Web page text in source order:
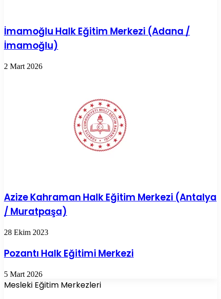
İmamoğlu Halk Eğitim Merkezi (Adana /
İmamoğlu)
2 Mart 2026
Azize Kahraman Halk Eğitim Merkezi (Antalya
/ Muratpaşa)
28 Ekim 2023
Pozantı Halk Eğitimi Merkezi
5 Mart 2026
Mesleki Eğitim Merkezleri